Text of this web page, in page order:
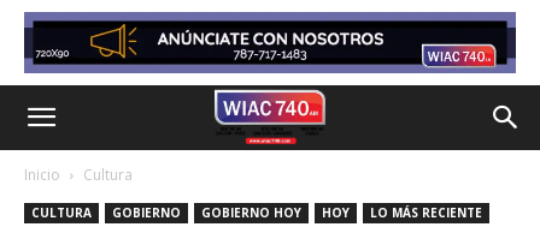
Inicio Cultura
CULTURA GOBIERNO GOBIERNO HOY HOY LO MÁS RECIENTE